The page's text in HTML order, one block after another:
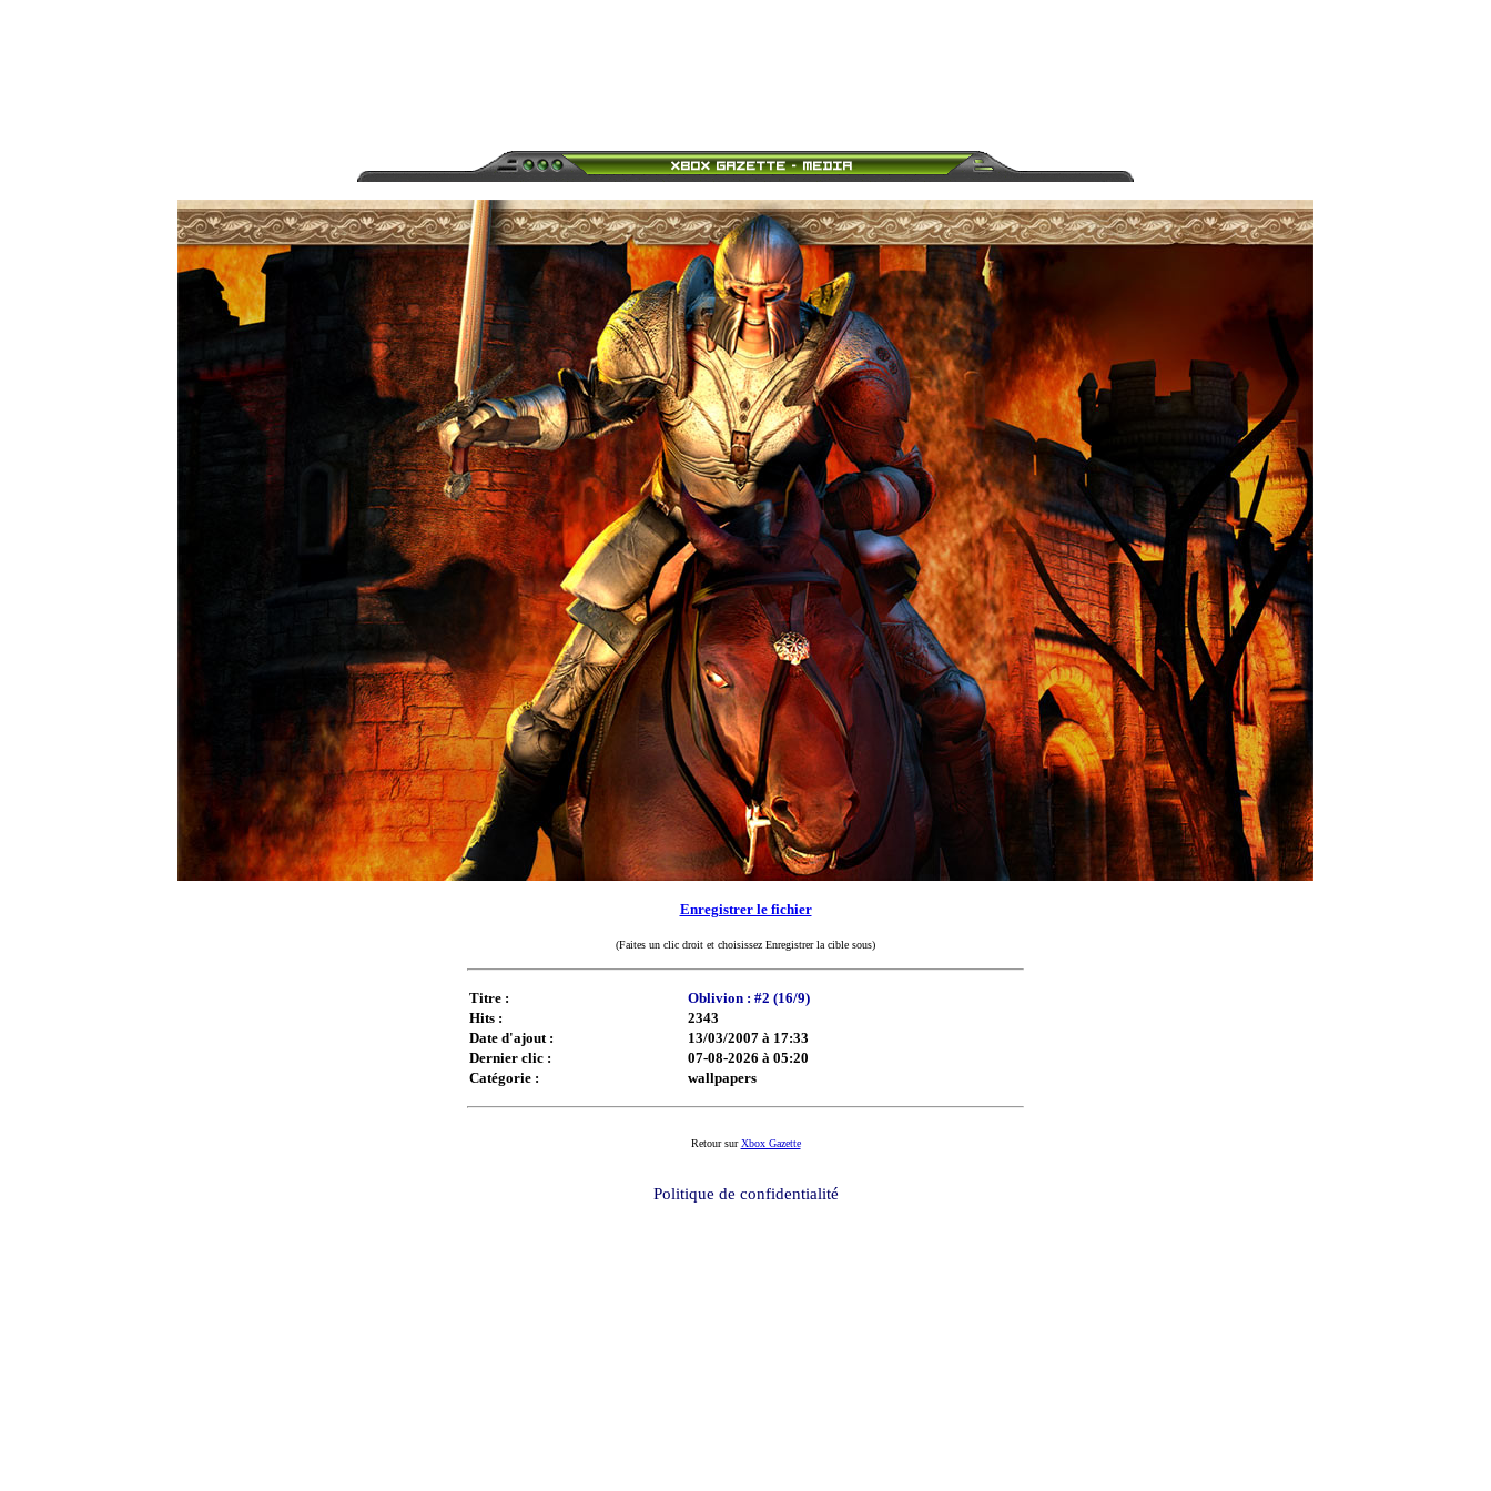
Enregistrer le fichier
(Faites un clic droit et choisissez Enregistrer la cible sous)
Titre :
Oblivion : #2 (16/9)
Hits :
2343
Date d'ajout :
13/03/2007 à 17:33
Dernier clic :
07-08-2026 à 05:20
Catégorie :
wallpapers
Retour surXbox Gazette
Politique de confidentialité